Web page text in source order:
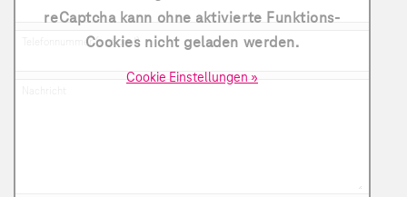
Telefonnummer (optional)
reCaptcha kann ohne aktivierte Funktions-
Cookies nicht geladen werden.
Cookie Einstellungen »